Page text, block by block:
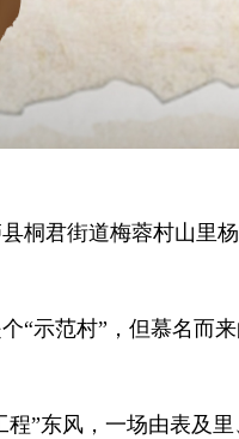
君街道梅蓉村山里杨
示范村”，但慕名而
东风，一场由表及里